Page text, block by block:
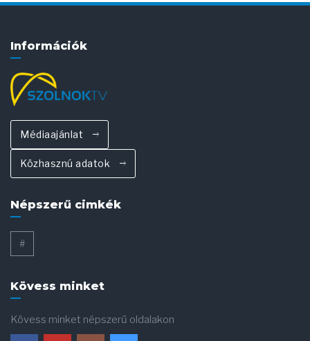
Információk
Médiaajánlat
Közhasznú adatok
Népszerű cimkék
#
Kövess minket
Kövess minket népszerű oldalakon